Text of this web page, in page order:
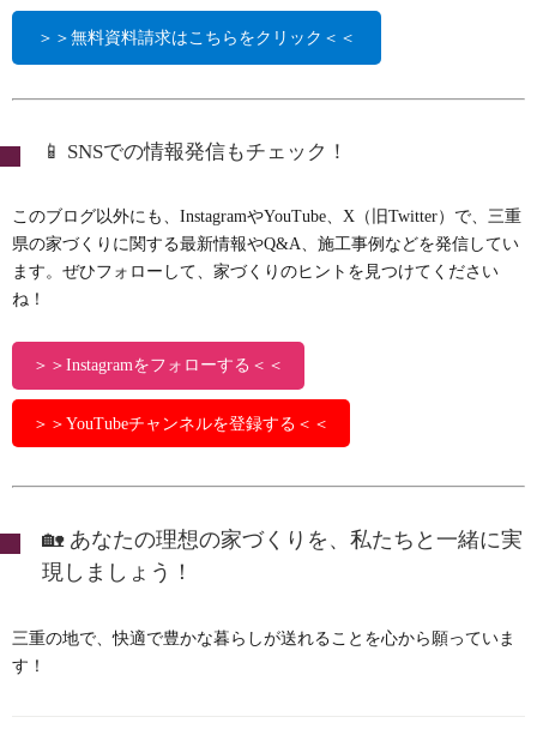
＞＞無料資料請求はこちらをクリック＜＜
📱 SNSでの情報発信もチェック！
このブログ以外にも、InstagramやYouTube、X（旧Twitter）で、三重
県の家づくりに関する最新情報やQ&A、施工事例などを発信してい
ます。ぜひフォローして、家づくりのヒントを見つけてください
ね！
＞＞Instagramをフォローする＜＜
＞＞YouTubeチャンネルを登録する＜＜
🏡 あなたの理想の家づくりを、私たちと一緒に実
現しましょう！
三重の地で、快適で豊かな暮らしが送れることを心から願っていま
す！